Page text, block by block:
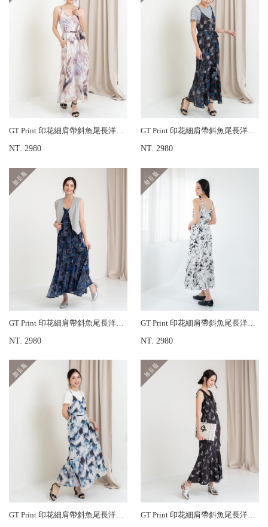
GT Print 印花細肩帶斜魚尾長洋裝-加長版
NT. 2980
GT Print 印花細肩帶斜魚尾長洋裝-加長版
NT. 2980
NT. 2980
GT Print 印花細肩帶斜魚尾長洋裝-加長版
NT. 2980
GT Print 印花細肩帶斜魚尾長洋裝-加長版 GT Print 印花細肩帶斜魚尾長洋裝-加長版